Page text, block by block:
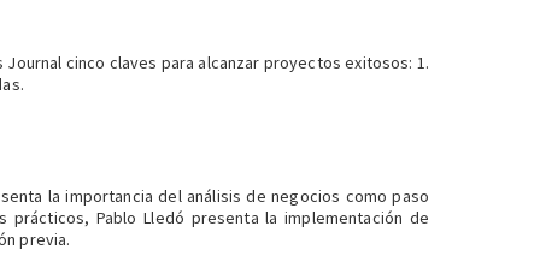
cinco claves para alcanzar proyectos exitosos: 1.
la importancia del análisis de negocios como paso
Pablo Lledó presenta la implementación de
previa.